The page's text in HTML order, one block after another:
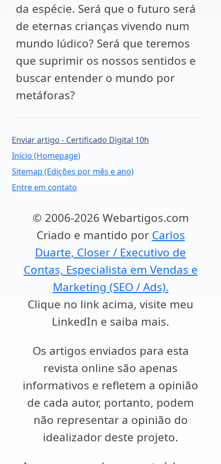
da espécie. Será que o futuro será
de eternas crianças vivendo num
mundo lúdico? Será que teremos
que suprimir os nossos sentidos e
buscar entender o mundo por
metáforas?
Enviar artigo - Certificado Digital 10h
Início (Homepage)
Sitemap (Edições por mês e ano)
Entre em contato
© 2006-2026 Webartigos.com
Criado e mantido por Carlos
Duarte, Closer / Executivo de
Contas, Especialista em Vendas e
Marketing (SEO / Ads).
Clique no link acima, visite meu
LinkedIn e saiba mais.
Os artigos enviados para esta
revista online são apenas
informativos e refletem a opinião
de cada autor, portanto, podem
não representar a opinião do
idealizador deste projeto.